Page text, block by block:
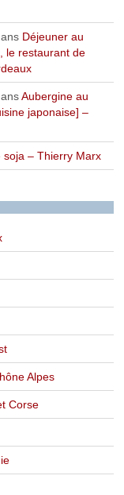
Déjeuner au
le restaurant de
Aubergine au
japonaise] –
soja – Thierry Marx
Alpes
Corse